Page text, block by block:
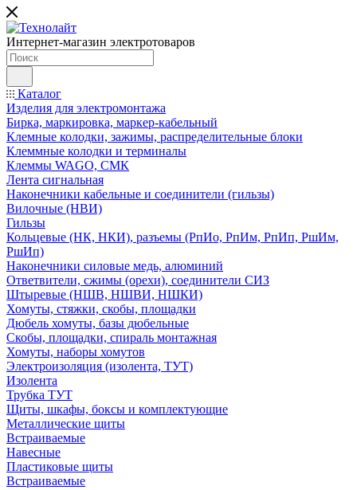
Интернет-магазин электротоваров
Каталог
Изделия для электромонтажа
Бирка, маркировка, маркер-кабельный
Клемные колодки, зажимы, распределительные блоки
Клеммные колодки и терминалы
Клеммы WAGO, СМК
Лента сигнальная
Наконечники кабельные и соединители (гильзы)
Вилочные (НВИ)
Гильзы
Кольцевые (НК, НКИ), разъемы (РпИо, РпИм, РпИп, РшИм,
РшИп)
Наконечники силовые медь, алюминий
Ответвители, сжимы (орехи), соединители СИЗ
Штыревые (НШВ, НШВИ, НШКИ)
Хомуты, стяжки, скобы, площадки
Дюбель хомуты, базы дюбельные
Скобы, площадки, спираль монтажная
Хомуты, наборы хомутов
Электроизоляция (изолента, ТУТ)
Изолента
Трубка ТУТ
Щиты, шкафы, боксы и комплектующие
Металлические щиты
Встраиваемые
Навесные
Пластиковые щиты
Встраиваемые